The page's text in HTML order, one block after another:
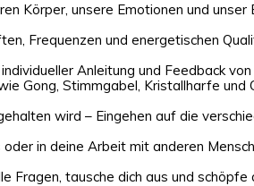
Körper, unsere Emotionen und unser
Frequenzen und energetischen
Anleitung und Feedback
Gong, Stimmgabel, Kristallharfe und
wird – Eingehen auf die
in deine Arbeit mit anderen
Fragen, tausche dich aus und schöpfe